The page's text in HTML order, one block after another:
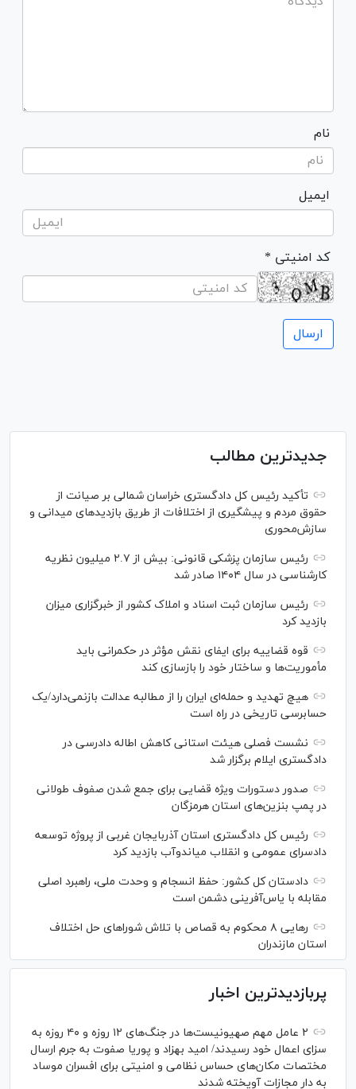
نام
ایمیل
* کد امنیتی
جدیدترین مطالب
تأکید رئیس کل دادگستری خراسان شمالی بر صیانت از
حقوق مردم و پیشگیری از اختلافات از طریق بازدید‌های میدانی و
سازش‌محوری
رئیس سازمان پزشکی قانونی: بیش از ۲.۷ میلیون نظریه
کارشناسی در سال ۱۴۰۴ صادر شد
رئیس سازمان ثبت اسناد و املاک کشور از خبرگزاری میزان
بازدید کرد
قوه قضاییه برای ایفای نقش مؤثر در حکمرانی باید
مأموریت‌ها و ساختار خود را بازسازی کند
هیچ تهدید و حمله‌ای ایران را از مطالبه عدالت بازنمی‌دارد/یک
حسابرسی تاریخی در راه است
نشست فصلی هیئت استانی کاهش اطاله دادرسی در
دادگستری ایلام برگزار شد
صدور دستورات ویژه قضایی برای جمع شدن صفوف طولانی
در پمپ بنزین‌های استان هرمزگان
رئیس کل دادگستری استان آذربایجان غربی از پروژه توسعه
دادسرای عمومی و انقلاب میاندوآب بازدید کرد
دادستان کل کشور: حفظ انسجام و وحدت ملی، راهبرد اصلی
مقابله با یاس‌آفرینی دشمن است
رهایی ۸ محکوم به قصاص با تلاش شورا‌های حل اختلاف
استان مازندران
پربازدیدترین اخبار
۲ عامل مهم صهیونیست‌ها در جنگ‌های ۱۲ روزه و ۴۰ روزه به
سزای اعمال خود رسیدند/ امید بهزاد و پوریا صفوت به جرم ارسال
مختصات مکان‌های حساس نظامی و امنیتی برای افسران موساد
به دار مجازات آویخته شدند